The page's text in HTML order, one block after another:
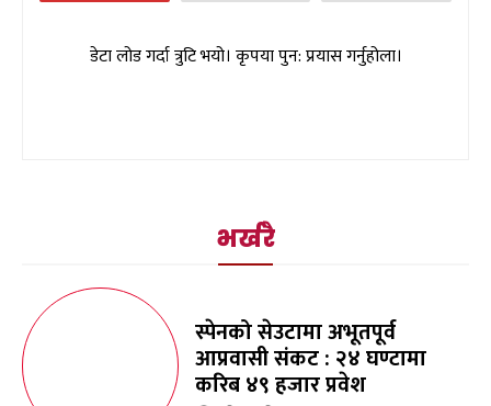
डेटा लोड गर्दा त्रुटि भयो। कृपया पुन: प्रयास गर्नुहोला।
भर्खरै
स्पेनको सेउटामा अभूतपूर्व
आप्रवासी संकट : २४ घण्टामा
करिब ४९ हजार प्रवेश